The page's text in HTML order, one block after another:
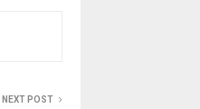
NEXT POST